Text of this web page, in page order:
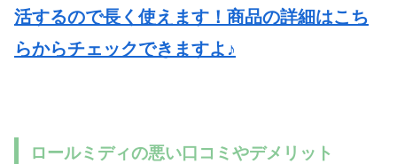
活するので長く使えます！商品の詳細はこち
らからチェックできますよ♪
ロールミディの悪い口コミやデメリット